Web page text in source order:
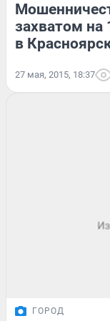
захватом на
в
27 мая, 2015, 18:37
ГОРОД